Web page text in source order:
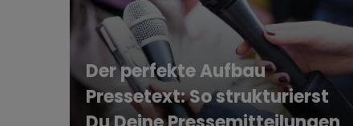
Der perfekte Aufbau
Pressetext: So strukturierst